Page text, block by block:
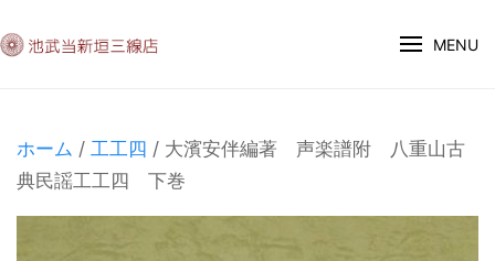
MENU
ホーム / 工工四 / 大濱安伴編著 声楽譜附 八重山古
典民謡工工四 下巻